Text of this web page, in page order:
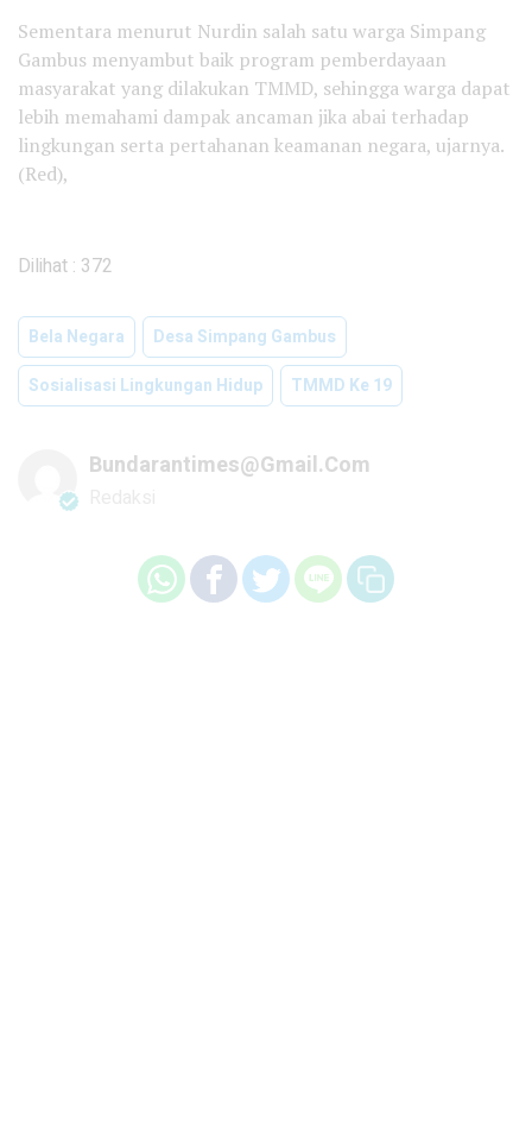
Sementara menurut Nurdin salah satu warga Simpang
Gambus menyambut baik program pemberdayaan
masyarakat yang dilakukan TMMD, sehingga warga dapat
lebih memahami dampak ancaman jika abai terhadap
lingkungan serta pertahanan keamanan negara, ujarnya.
(Red),
Dilihat : 372
Bela Negara
Desa Simpang Gambus
Sosialisasi Lingkungan Hidup
TMMD Ke 19
Bundarantimes@gmail.com